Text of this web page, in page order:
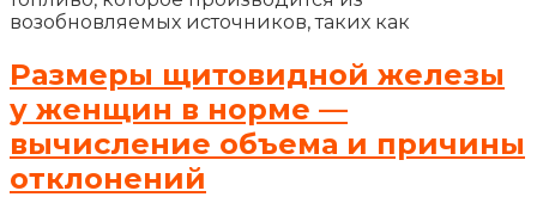
возобновляемых источников, таких как
Размеры щитовидной железы
у женщин в норме —
вычисление объема и причины
отклонений